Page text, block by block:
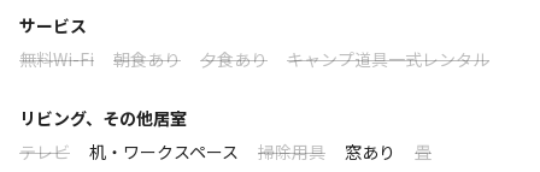
メインベッドはダブル、リビングにセミダブルのソファベッド、
小部屋にシングルの組合せです。
お風呂はシャワーのみになります。
トイレはしっかり水洗ウォシュレット付き。
サービス
無料Wi-Fi
朝食あり 夕食あり キャンプ道具一式レンタル
リビング、その他居室
テレビ
机・ワークスペース 掃除用具 窓あり 畳
■プレミアム・コテージ
休日こそアウトドアで優雅に過ごす２棟
●プレミアムコテージＥａｓｔ